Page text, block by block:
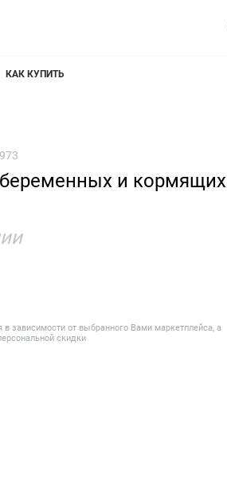
КАК КУПИТЬ
и кормящих
зависимости от выбранного Вами маркетплейса, а
скидки